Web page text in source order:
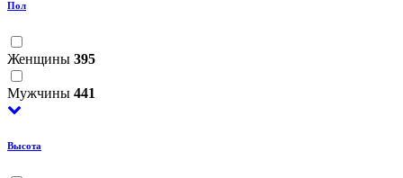
Пол
Женщины 395
Мужчины 441
Высота